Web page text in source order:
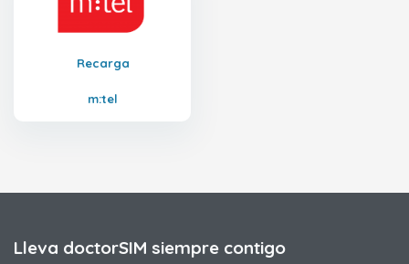
Recarga
m:tel
Lleva doctorSIM siempre contigo